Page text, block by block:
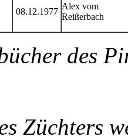
08.12.1977
Alex vom
Reißerbach
des
Züchters